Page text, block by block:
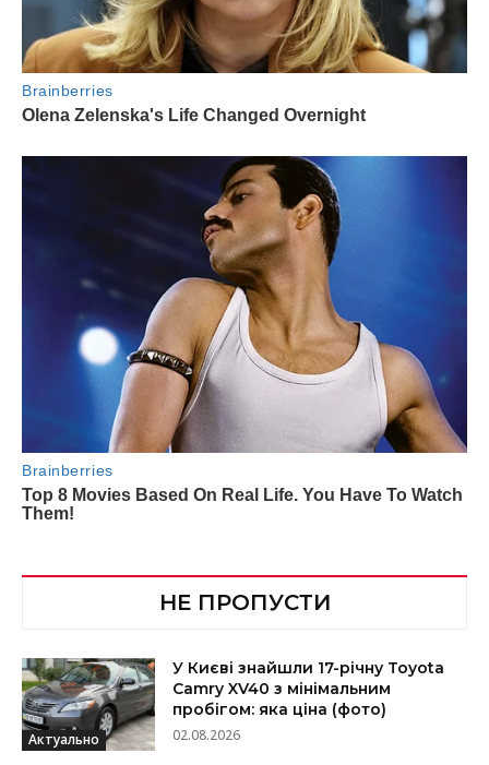
НЕ ПРОПУСТИ
Актуально
У Києві знайшли 17-річну Toyota
Camry XV40 з мінімальним
пробігом: яка ціна (фото)
02.08.2026